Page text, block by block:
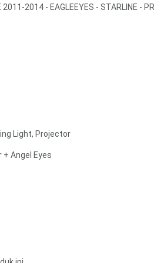
2011-2014 - EAGLEEYES - STARLINE -
Light, Projector
+ Angel Eyes